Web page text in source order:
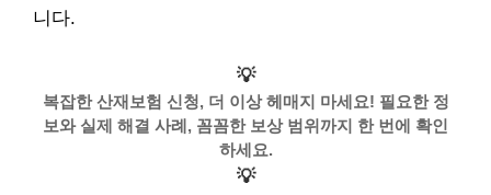
니다.
💡
복잡한 산재보험 신청, 더 이상 헤매지 마세요! 필요한 정
보와 실제 해결 사례, 꼼꼼한 보상 범위까지 한 번에 확인
하세요.
💡